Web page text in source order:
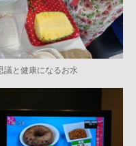
議と健康になるお水